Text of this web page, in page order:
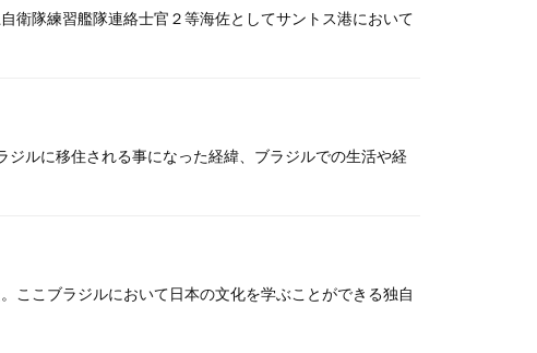
衛隊練習艦隊連絡士官２等海佐としてサントス港において
ルに移住される事になった経緯、ブラジルでの生活や経
ここブラジルにおいて日本の文化を学ぶことができる独自